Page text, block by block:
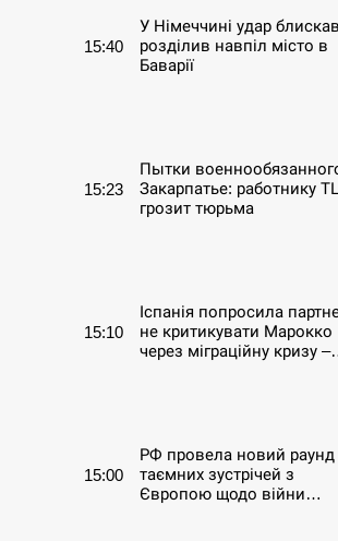
15:40
У Німеччині удар
розділив навпіл місто в
Баварії
15:23
Пытки
Закарпатье: работнику
грозит тюрьма
15:10
Іспанія попросила
не критикувати Марокко
через міграційну кризу
15:00
РФ провела новий раунд
таємних зустрічей з
Європою щодо війни…